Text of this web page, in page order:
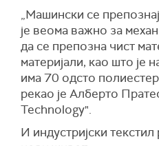
„Машински се
је веома важно за
да се препозна чист
материјали, као што је
има 70 одсто
рекао је Алберто
Technology".
И индустријски